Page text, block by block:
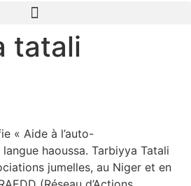
tatali
« Aide à l’auto-
haoussa. Tarbiyya Tatali
jumelles, au Niger et en